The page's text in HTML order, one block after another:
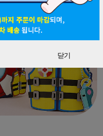
닫기
닫기